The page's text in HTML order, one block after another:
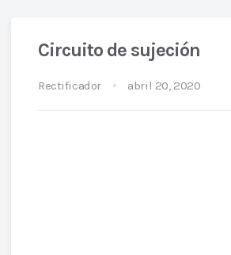
Circuito de sujeción
Rectificador abril 20, 2020